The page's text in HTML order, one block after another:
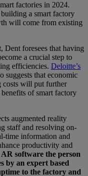
factories in 2024.
a smart factory
will come from existing
Dent foresees that having
a crucial step to
efficiencies. Deloitte’s
suggests that economic
costs will put further
of smart factory
augmented reality
staff and resolving on-
time information and
productivity and
software the person
by an expert based
to the factory and